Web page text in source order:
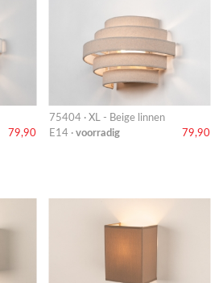
79,90
75404 · XL - Beige linnen
E14 · voorradig 79,90